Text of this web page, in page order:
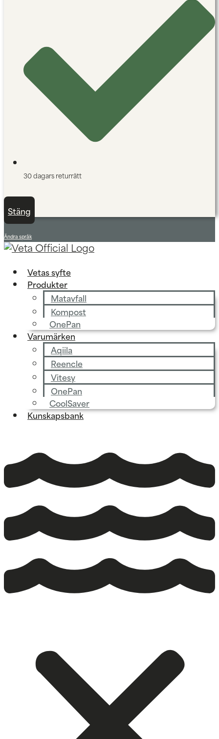
30 dagars returrätt
Stäng
Ändra språk
Vetas syfte
Produkter
Matavfall
Kompost
OnePan
Varumärken
Aqiila
Reencle
Vitesy
OnePan
CoolSaver
Kunskapsbank